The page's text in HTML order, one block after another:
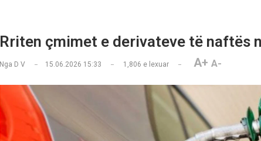
Rriten çmimet e derivateve të naftës
Nga D V 15.06.2026 15:33 1,806 e lexuar A+ A-